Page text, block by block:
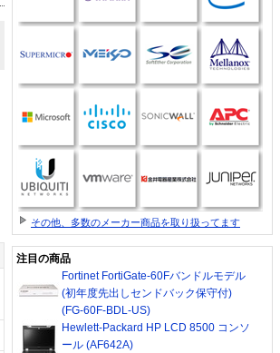
その他、多数のメーカー商品を取り扱ってます
注目の商品
Fortinet FortiGate-60Fバンドルモデル
(初年度先出しセンドバック保守付)
(FG-60F-BDL-US)
Hewlett-Packard HP LCD 8500 コンソ
ール (AF642A)